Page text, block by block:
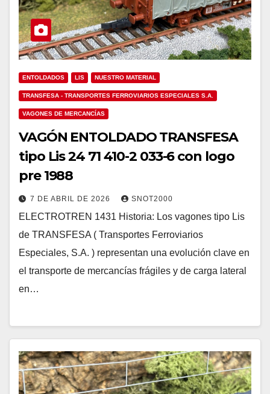
ENTOLDADOS LIS NUESTRO MATERIAL
TRANSFESA - TRANSPORTES FERROVIARIOS ESPECIALES S.A.
VAGONES DE MERCANCÍAS
VAGÓN ENTOLDADO TRANSFESA
tipo Lis 24 71 410-2 033-6 con logo
pre 1988
7 DE ABRIL DE 2026 SNOT2000
ELECTROTREN 1431 Historia: Los vagones tipo Lis
de TRANSFESA ( Transportes Ferroviarios
Especiales, S.A. ) representan una evolución clave en
el transporte de mercancías frágiles y de carga lateral
en…